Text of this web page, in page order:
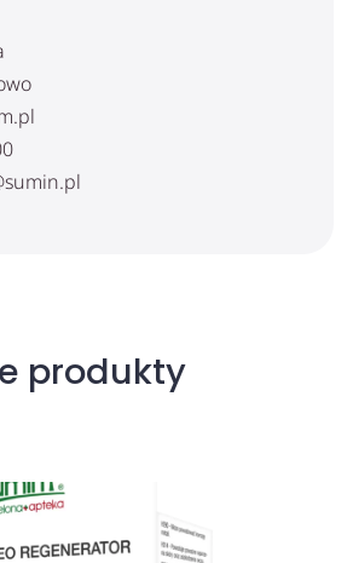
produkty